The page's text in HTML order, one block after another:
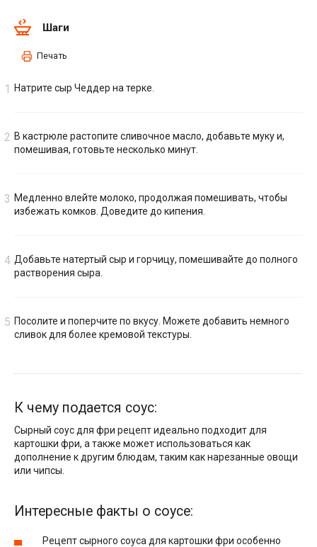
Шаги
Печать
Натрите сыр Чеддер на терке.
В кастрюле растопите сливочное масло, добавьте муку и,
помешивая, готовьте несколько минут.
Медленно влейте молоко, продолжая помешивать, чтобы
избежать комков. Доведите до кипения.
Добавьте натертый сыр и горчицу, помешивайте до полного
растворения сыра.
Посолите и поперчите по вкусу. Можете добавить немного
сливок для более кремовой текстуры.
К чему подается соус:
Сырный соус для фри рецепт идеально подходит для
картошки фри, а также может использоваться как
дополнение к другим блюдам, таким как нарезанные овощи
или чипсы.
Интересные факты о соусе:
Рецепт сырного соуса для картошки фри особенно